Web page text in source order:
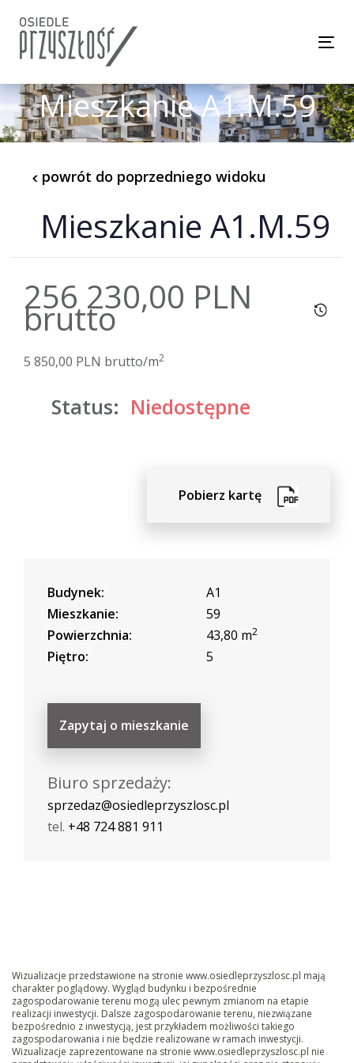
links
content
Mieszkanie A1.M.59
powrót do poprzedniego widoku
Mieszkanie A1.M.59
256 230,00 PLN
brutto
5 850,00 PLN brutto/m2
Status: Niedostępne
Pobierz kartę
Budynek:
A1
Mieszkanie:
59
Powierzchnia:
43,80 m2
Piętro: 5
Zapytaj o mieszkanie
Biuro sprzedaży:
sprzedaz@osiedleprzyszlosc.pl
tel. +48 724 881 911
Wizualizacje przedstawione na stronie www.osiedleprzyszlosc.pl mają
charakter poglądowy. Wygląd budynku i bezpośrednie
zagospodarowanie terenu mogą ulec pewnym zmianom na etapie
realizacji inwestycji. Dalsze zagospodarowanie terenu, niezwiązane
bezpośrednio z inwestycją, jest przykładem możliwości takiego
zagospodarowania i nie będzie realizowane w ramach inwestycji.
Wizualizacje zaprezentowane na stronie www.osiedleprzyszlosc.pl nie